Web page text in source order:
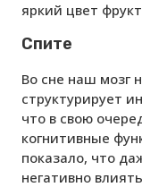
яркий цвет
Спите
Во сне наш мозг
структурирует
что в свою
когнитивные
показало, что
негативно